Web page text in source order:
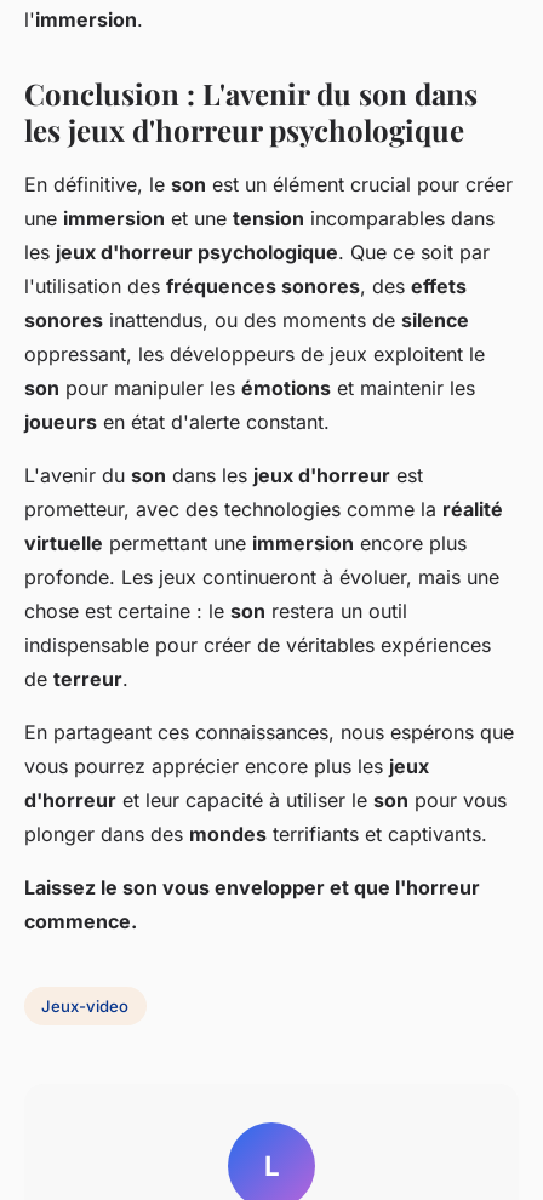
l'immersion.
Conclusion : L'avenir du son dans
les jeux d'horreur psychologique
En définitive, le son est un élément crucial pour créer
une immersion et une tension incomparables dans
les jeux d'horreur psychologique. Que ce soit par
l'utilisation des fréquences sonores, des effets
sonores inattendus, ou des moments de silence
oppressant, les développeurs de jeux exploitent le
son pour manipuler les émotions et maintenir les
joueurs en état d'alerte constant.
L'avenir du son dans les jeux d'horreur est
prometteur, avec des technologies comme la réalité
virtuelle permettant une immersion encore plus
profonde. Les jeux continueront à évoluer, mais une
chose est certaine : le son restera un outil
indispensable pour créer de véritables expériences
de terreur.
En partageant ces connaissances, nous espérons que
vous pourrez apprécier encore plus les jeux
d'horreur et leur capacité à utiliser le son pour vous
plonger dans des mondes terrifiants et captivants.
Laissez le son vous envelopper et que l'horreur
commence.
Jeux-video
L